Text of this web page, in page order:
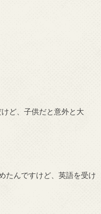
ど、子供だと意外と大
たんですけど、英語を受け